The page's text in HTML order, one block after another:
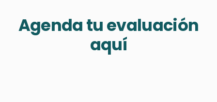
Agenda tu evaluación
aquí